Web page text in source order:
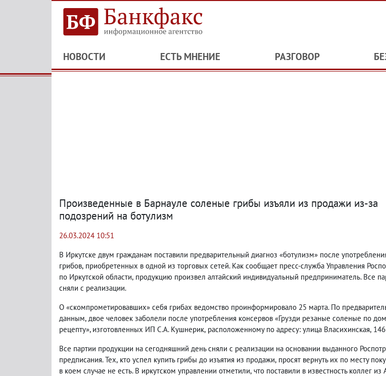
НОВОСТИ ЕСТЬ МНЕНИЕ РАЗГОВОР
Произведенные в Барнауле соленые грибы изъяли из продажи из-за
подозрений на ботулизм
26.03.2024 10:51
В Иркутске двум гражданам поставили предварительный диагноз «ботулизм» после
грибов, приобретенных в одной из торговых сетей. Как сообщает пресс-служба Управления
по Иркутской области, продукцию произвел алтайский индивидуальный предприниматель. Все
сняли с реализации.
О «скомпрометировавших» себя грибах ведомство проинформировало 25 марта. По
данным, двое человек заболели после употребления консервов «Грузди резаные соленые по
рецепту», изготовленных ИП С.А. Кушнерик, расположенному по адресу: улица Власихинская,
Все партии продукции на сегодняшний день сняли с реализации на основании выданного
предписания. Тех, кто успел купить грибы до изъятия из продажи, просят вернуть их по месту
в коем случае не есть. В иркутском управлении отметили, что поставили в известность коллег из